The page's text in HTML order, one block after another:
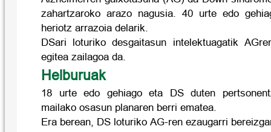
zahartzaroko arazo nagusia. 40 urte edo
heriotz arrazoia delarik.
DSari loturiko desgaitasun intelektuagatik
egitea zailagoa da.
Helburuak
18 urte edo gehiago eta DS duten
mailako osasun planaren berri ematea.
Era berean, DS loturiko AG-ren ezaugarri